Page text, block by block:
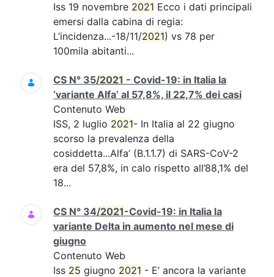
Iss 19 novembre 2021 Ecco i dati principali
emersi dalla cabina di regia:
L’incidenza...-18/11/2021) vs 78 per
100mila abitanti...
CS N° 35/2021 - Covid-19: in Italia la
‘variante Alfa’ al 57,8%, il 22,7% dei casi
Contenuto Web
ISS, 2 luglio 2021- In Italia al 22 giugno
scorso la prevalenza della
cosiddetta...Alfa’ (B.1.1.7) di SARS-CoV-2
era del 57,8%, in calo rispetto all’88,1% del
18...
CS N° 34/2021-Covid-19: in Italia la
variante Delta in aumento nel mese di
giugno
Contenuto Web
Iss 25 giugno 2021 - E’ ancora la variante